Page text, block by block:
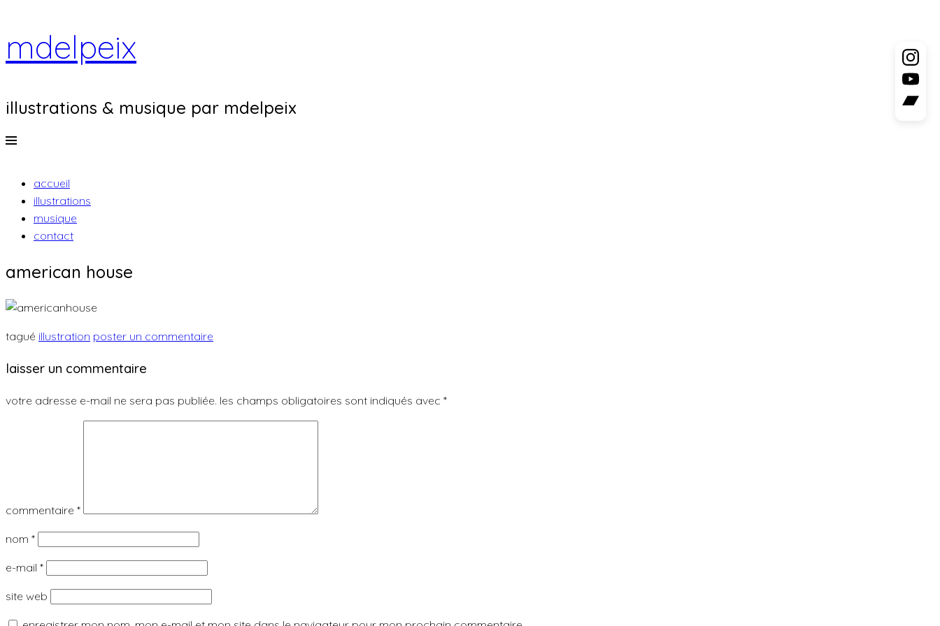
mdelpeix
illustrations & musique par mdelpeix
Menu
aller
contenu
principal
accueil
illustrations
musique
contact
american house
tagué illustration poster un commentaire
laisser un commentaire
votre adresse e-mail ne sera pas publiée. les champs obligatoires sont indiqués avec *
commentaire *
nom *
e-mail *
site web